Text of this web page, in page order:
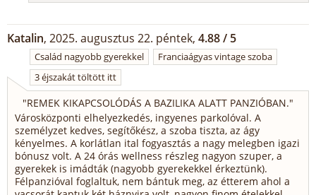
Katalin, 2025. augusztus 22. péntek, 4.88 / 5
Család nagyobb gyerekkel
Franciaágyas vintage szoba
3 éjszakát töltött itt
"REMEK KIKAPCSOLÓDÁS A BAZILIKA ALATT PANZIÓBAN."
Városközponti elhelyezkedés, ingyenes parkolóval. A
személyzet kedves, segítőkész, a szoba tiszta, az ágy
kényelmes. A korlátlan ital fogyasztás a nagy melegben igazi
bónusz volt. A 24 órás wellness részleg nagyon szuper, a
gyerekek is imádták (nagyobb gyerekekkel érkeztünk).
Félpanzióval foglaltuk, nem bántuk meg, az étterem ahol a